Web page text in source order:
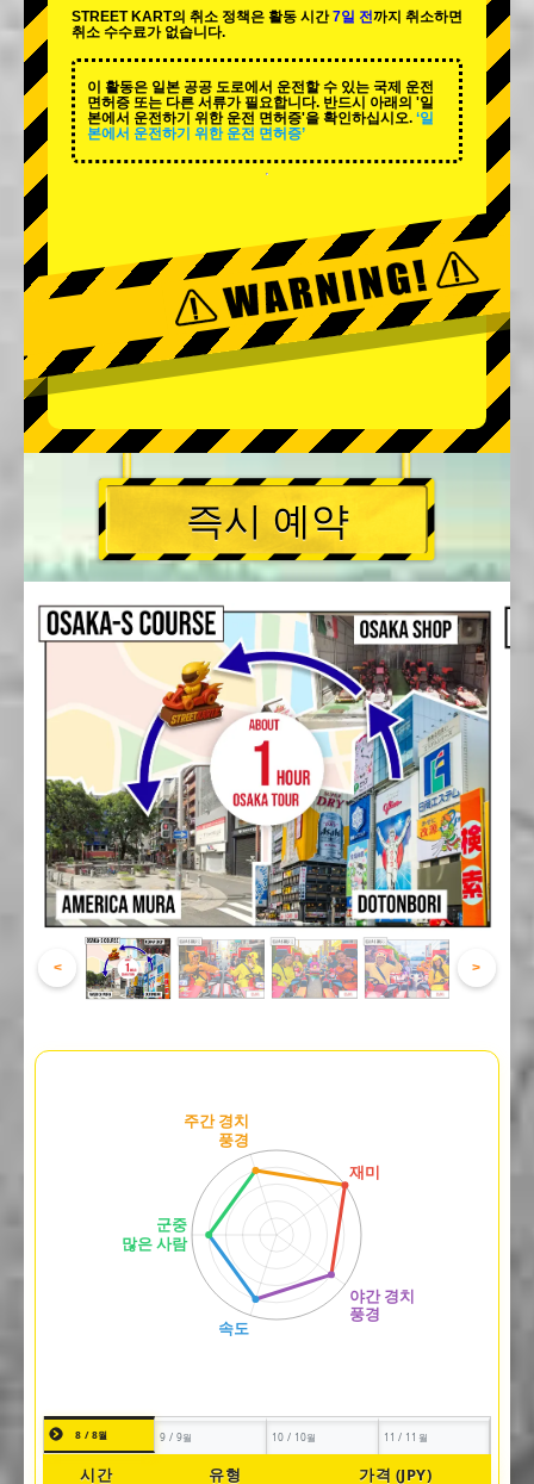
STREET KART의 취소 정책은 활동 시간7일 전까지 취소하면
취소 수수료가 없습니다.
이 활동은 일본 공공 도로에서 운전할 수 있는 국제 운전
면허증 또는 다른 서류가 필요합니다. 반드시 아래의 '일
본에서 운전하기 위한 운전 면허증'을 확인하십시오. ‘일
본에서 운전하기 위한 운전 면허증’
즉시 예약
< >
8 / 8월 9 / 9월 10 / 10월 11 / 11월
시간 유형 가격 (JPY)